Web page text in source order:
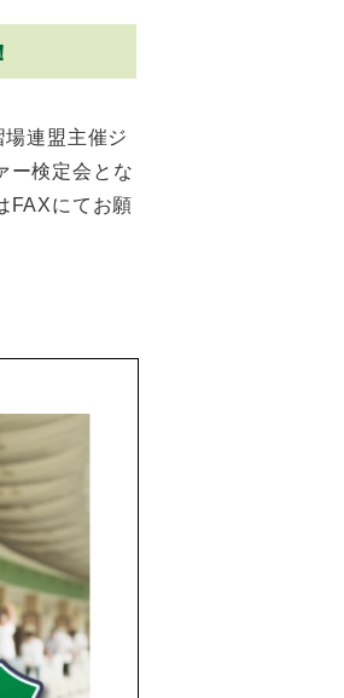
連盟主催ジ
ー検定会とな
FAXにてお願